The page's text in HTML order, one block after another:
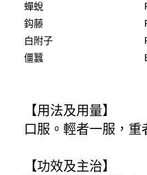
蟬蛻
鈎藤
白附子
僵蠶
【用法及用量】
口服。輕者一服，重
【功效及主治】